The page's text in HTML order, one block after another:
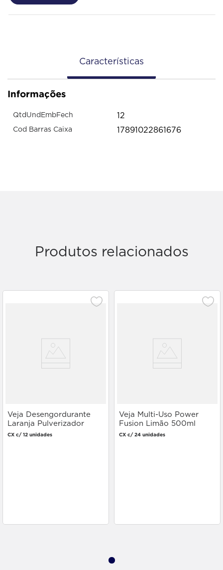
Características
Informações
QtdUndEmbFech 12
Cod Barras Caixa 17891022861676
Produtos relacionados
Veja Desengordurante
Laranja Pulverizador
500ml
CX c/ 12 unidades
Veja Multi-Uso Power
Fusion Limão 500ml
CX c/ 24 unidades